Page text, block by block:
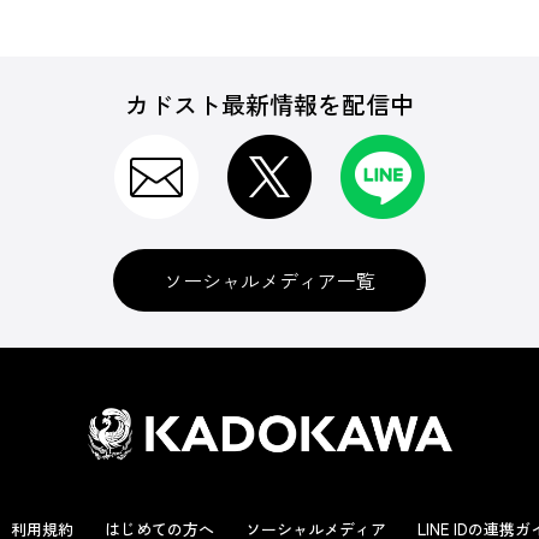
カドスト最新情報を配信中
ソーシャルメディア一覧
利用規約 はじめての方へ ソーシャルメディア LINE IDの連携ガ